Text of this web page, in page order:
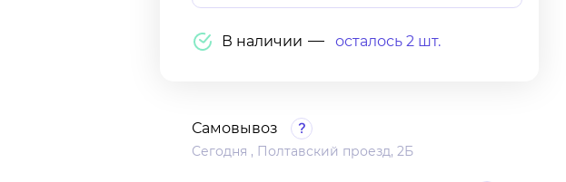
В наличии осталось 2 шт.
Самовывоз
Сегодня , Полтавский проезд, 2Б